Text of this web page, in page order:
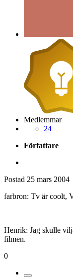
Medlemmar
24
Författare
Postad 25 mars 2004
farbron: Tv är coolt,
Henrik: Jag skulle
filmen.
0